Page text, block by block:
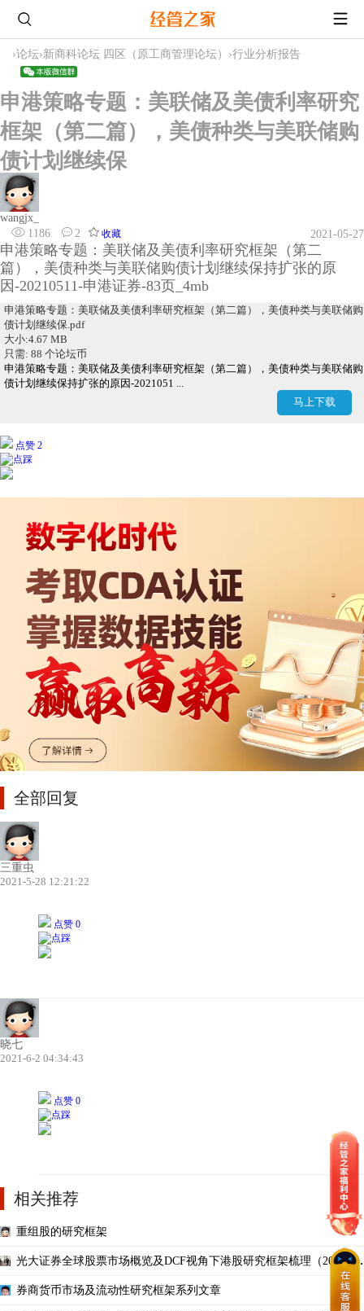
›论坛›新商科论坛 四区（原工商管理论坛） ›行业分析报告
申港策略专题：美联储及美债利率研究
框架（第二篇），美债种类与美联储购
债计划继续保
wangjx_
1186
2 收藏 2021-05-27
申港策略专题：美联储及美债利率研究框架（第二
篇），美债种类与美联储购债计划继续保持扩张的原
因-20210511-申港证券-83页_4mb
申港策略专题：美联储及美债利率研究框架（第二篇），美债种类与美联储购
债计划继续保.pdf
大小:4.67 MB
只需: 88 个论坛币
马上下载
申港策略专题：美联储及美债利率研究框架（第二篇），美债种类与美联储购
债计划继续保持扩张的原因-2021051 ...
点赞 2
全部回复
三重虫
2021-5-28 12:21:22
点赞 0
晓七
2021-6-2 04:34:43
点赞 0
相关推荐
重组股的研究框架
光大证券全球股票市场概览及DCF视角下港股研究框架梳理（2018-11
券商货币市场及流动性研究框架系列文章